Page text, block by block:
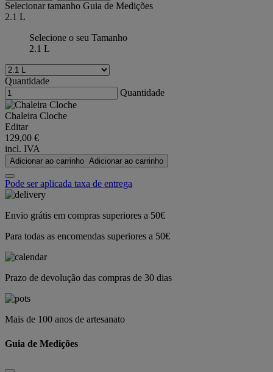
Selecionar tamanho Guia de Medições
2.1 L
Selecione o seu Tamanho
2.1 L
Quantidade
Quantidade
Chaleira Cloche
Editar
129,00 €
incl. IVA
Adicionar ao carrinho Adicionar ao carrinho
Pode ser aplicada taxa de entrega
Envio grátis em compras superiores a 50€
Para todas as encomendas superiores a 50€
Prazo de devolução das compras de 30 dias
Mais de 100 anos de artesanato
Guia de Medições